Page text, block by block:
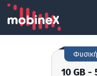
10 GB -